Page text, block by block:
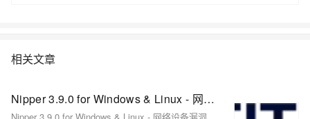
相关文章
Nipper 3.9.0 for Windows & Linux - 网络设备漏洞评估